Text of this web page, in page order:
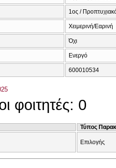
1ος /
Χειμερινή/Εαρινή
Όχι
Ενεργό
600010534
φοιτητές: 0
Τύπος
Επιλογής